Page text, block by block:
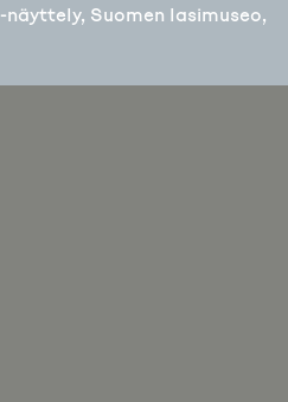
-näyttely, Suomen lasimuseo,